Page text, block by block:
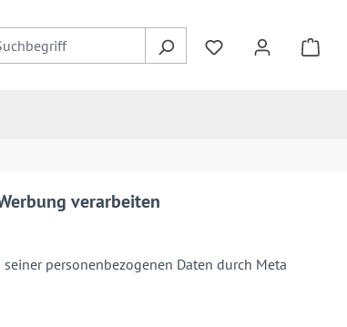
verarbeiten
personenbezogenen Daten durch Meta